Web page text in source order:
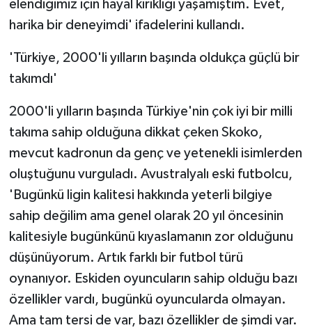
elendiğimiz için hayal kırıklığı yaşamıştım. Evet,
harika bir deneyimdi' ifadelerini kullandı.
'Türkiye, 2000'li yılların başında oldukça güçlü bir
takımdı'
2000'li yılların başında Türkiye'nin çok iyi bir milli
takıma sahip olduğuna dikkat çeken Skoko,
mevcut kadronun da genç ve yetenekli isimlerden
oluştuğunu vurguladı. Avustralyalı eski futbolcu,
'Bugünkü ligin kalitesi hakkında yeterli bilgiye
sahip değilim ama genel olarak 20 yıl öncesinin
kalitesiyle bugünkünü kıyaslamanın zor olduğunu
düşünüyorum. Artık farklı bir futbol türü
oynanıyor. Eskiden oyuncuların sahip olduğu bazı
özellikler vardı, bugünkü oyuncularda olmayan.
Ama tam tersi de var, bazı özellikler de şimdi var.